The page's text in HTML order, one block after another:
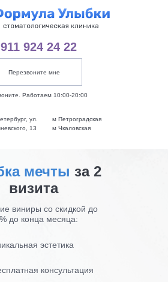
Перезвоните мне
924 24 22
Работаем 10:00-20:00
ул.
13
м Петроградская
м Чкаловская
мечты за 2
визита
консультация
эстетика
виниры со скидкой до
до конца месяца: